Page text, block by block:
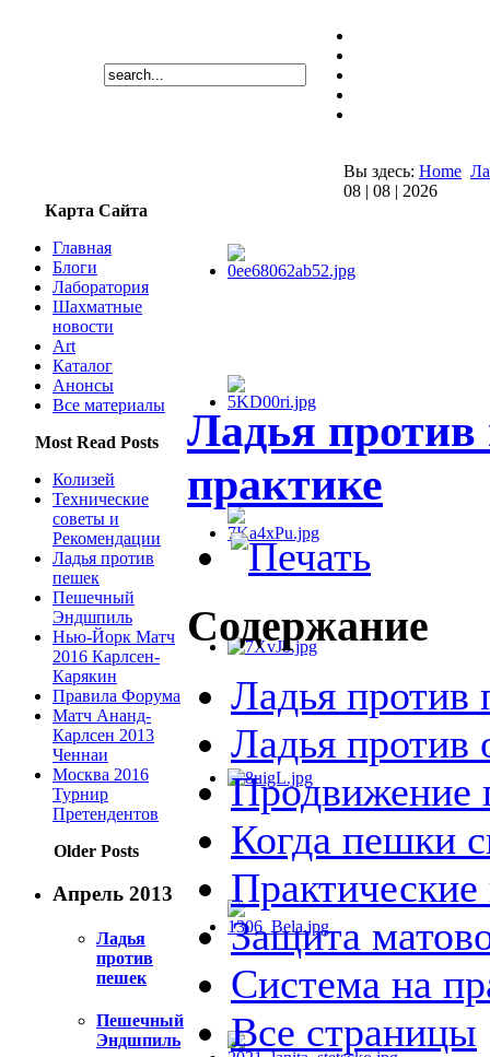
Вы здесь: Home
08 | 08 | 2026
Карта Сайта
Главная
Блоги
Лаборатория
Шахматные
новости
Art
Каталог
Анонсы
Все материалы
Most Read Posts
Колизей
Технические
советы и
Рекомендации
Ладья против
пешек
Пешечный
Эндшпиль
Нью-Йорк Матч
2016 Карлсен-
Карякин
Правила Форума
Матч Ананд-
Карлсен 2013
Ченнаи
Москва 2016
Турнир
Претендентов
Older Posts
Апрель 2013
Ладья
против
пешек
Пешечный
Эндшпиль
Ладья
практике
Содержание
Ладья против
Ладья против
Продвижение
Когда пешки
Защита
Система на
Все страницы